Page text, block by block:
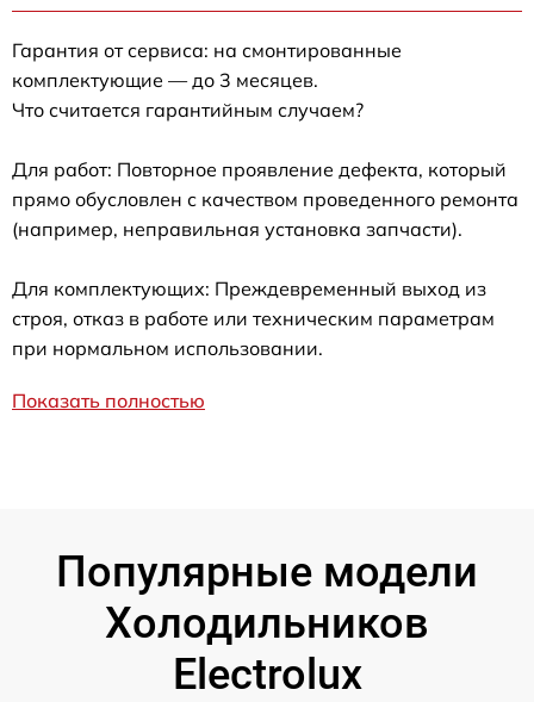
Гарантия от сервиса: на смонтированные
комплектующие — до 3 месяцев.
Что считается гарантийным случаем?
Для работ: Повторное проявление дефекта, который
прямо обусловлен с качеством проведенного ремонта
(например, неправильная установка запчасти).
Для комплектующих: Преждевременный выход из
строя, отказ в работе или техническим параметрам
при нормальном использовании.
Показать полностью
Популярные модели
Холодильников
Electrolux